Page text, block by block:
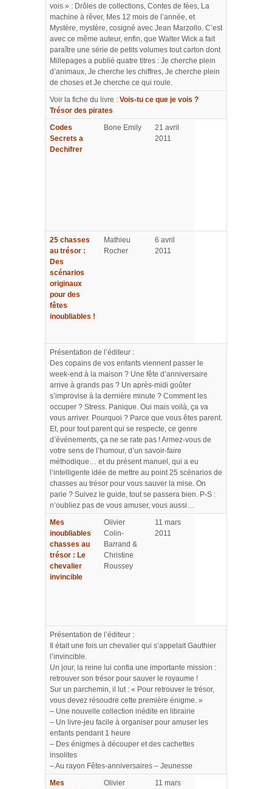
vois » : Drôles de collections, Contes de fées, La
machine à rêver, Mes 12 mois de l’année, et
Mystère, mystère, cosigné avec Jean Marzollo. C’est
avec ce même auteur, enfin, que Walter Wick a fait
paraître une série de petits volumes tout carton dont
Millepages a publié quatre titres : Je cherche plein
d’animaux, Je cherche les chiffres, Je cherche plein
de choses et Je cherche ce qui roule.
Voir la fiche du livre : Vois-tu ce que je vois ?
Trésor des pirates
Codes
Secrets a
Dechifrer
Bone Emily
21 avril
2011
25 chasses
au trésor :
Des
scénarios
originaux
pour des
fêtes
inoubliables !
Mathieu
Rocher
6 avril
2011
Présentation de l’éditeur :
Des copains de vos enfants viennent passer le
week-end à la maison ? Une fête d’anniversaire
arrive à grands pas ? Un après-midi goûter
s’improvise à la dernière minute ? Comment les
occuper ? Stress. Panique. Oui mais voilà, ça va
vous arriver. Pourquoi ? Parce que vous êtes parent.
Et, pour tout parent qui se respecte, ce genre
d’événements, ça ne se rate pas ! Armez-vous de
votre sens de l’humour, d’un savoir-faire
méthodique… et du présent manuel, qui a eu
l’intelligente idée de mettre au point 25 scénarios de
chasses au trésor pour vous sauver la mise. On
parie ? Suivez le guide, tout se passera bien. P-S :
n’oubliez pas de vous amuser, vous aussi…
Mes
inoubliables
chasses au
trésor : Le
chevalier
invincible
Olivier
Colin-
Barrand &
Christine
Roussey
11 mars
2011
Présentation de l’éditeur :
Il était une fois un chevalier qui s’appelait Gauthier
l’invincible.
Un jour, la reine lui confia une importante mission :
retrouver son trésor pour sauver le royaume !
Sur un parchemin, il lut : « Pour retrouver le trésor,
vous devez résoudre cette première énigme. »
– Une nouvelle collection inédite en librairie
– Un livre-jeu facile à organiser pour amuser les
enfants pendant 1 heure
– Des énigmes à découper et des cachettes
insolites
– Au rayon Fêtes-anniversaires – Jeunesse
Mes
Olivier
11 mars